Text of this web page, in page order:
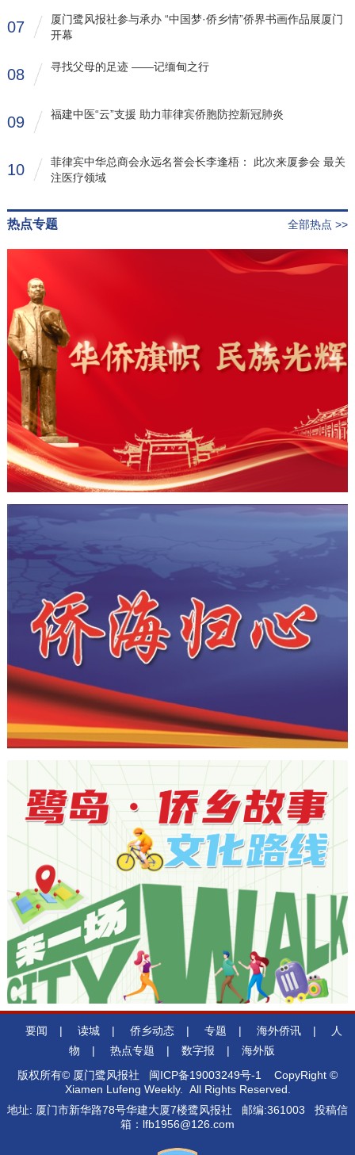
07
厦门鹭风报社参与承办 “中国梦·侨乡情”侨界书画作品展厦门
开幕
08 寻找父母的足迹 ——记缅甸之行
09 福建中医“云”支援 助力菲律宾侨胞防控新冠肺炎
10
菲律宾中华总商会永远名誉会长李逢梧： 此次来厦参会 最关
注医疗领域
热点专题 全部热点 >>
要闻 | 读城 | 侨乡动态 | 专题 | 海外侨讯 |
人
物
| 热点专题 | 数字报 |
海外版
版权所有© 厦门鹭风报社 闽ICP备19003249号-1
CopyRight ©
Xiamen Lufeng Weekly. All Rights Reserved.
地址: 厦门市新华路78号华建大厦7楼鹭风报社 邮编:361003 投稿信
箱：lfb1956@126.com